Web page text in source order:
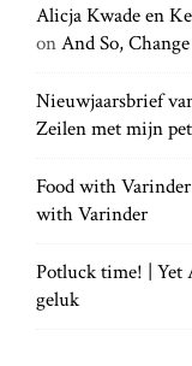
r
:
Alicja Kwade en
onAnd So,
Nieuwjaarsbrief
Zeilen met mijn
Food with
with Varinder
Potluck time! | Yet
geluk